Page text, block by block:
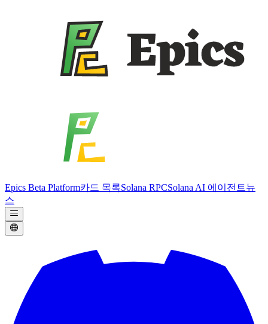
Epics Beta Platform카드 목록Solana RPCSolana AI 에이전트뉴
스